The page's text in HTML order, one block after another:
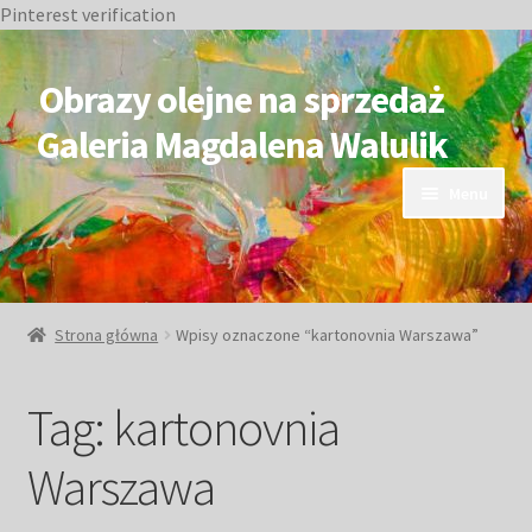
Pinterest verification
do
nawigacji
do
treści
Obrazy olejne na sprzedaż
Galeria Magdalena Walulik
OBRAZY DOSTĘPNE
Małe obrazy
Postacie
Strona główna Wpisy oznaczone “kartonovnia Warszawa”
Tag: kartonovnia
Warszawa